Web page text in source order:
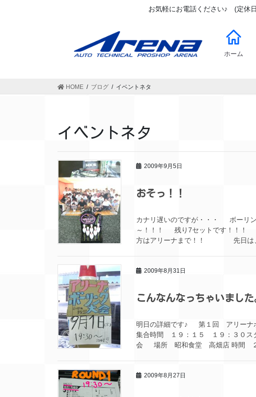
お気軽にお電話ください♪ (定休
ホーム
HOME ブログ イベントネタ
イベントネタ
2009年9月5日
おそっ！！
カナリ遅いのですが・・・ ボーリ
～！！！ 残り7セットです！！！
方はアリーナまで！！ 先日は
2009年8月31日
こんなんなっちゃいました
明日の詳細です♪ 第１回 アリー
集合時間 １９：１５ １９：３０
会 場所 昭和食堂 高畑店 時間
2009年8月27日